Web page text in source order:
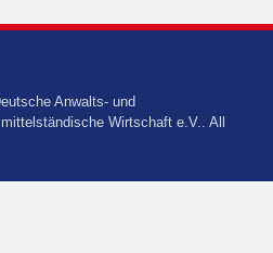
Anwalts- und
Wirtschaft e.V.. All